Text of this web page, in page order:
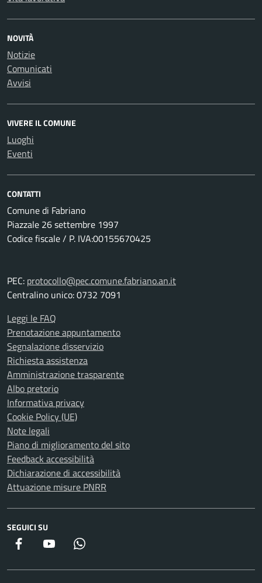
NOVITÀ
Notizie
Comunicati
Avvisi
VIVERE IL COMUNE
Luoghi
Eventi
CONTATTI
Comune di Fabriano
Piazzale 26 settembre 1997
Codice fiscale / P. IVA:00155670425
PEC: protocollo@pec.comune.fabriano.an.it
Centralino unico: 0732 7091
Leggi le FAQ
Prenotazione appuntamento
Segnalazione disservizio
Richiesta assistenza
Amministrazione trasparente
Albo pretorio
Informativa privacy
Cookie Policy (UE)
Note legali
Piano di miglioramento del sito
Feedback accessibilità
Dichiarazione di accessibilità
Attuazione misure PNRR
SEGUICI SU
Facebook YouTube